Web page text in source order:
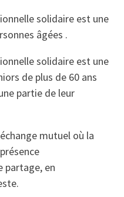
solidaire est une
âgées .
solidaire est une
de plus de 60 ans
partie de leur
mutuel où la
partage, en